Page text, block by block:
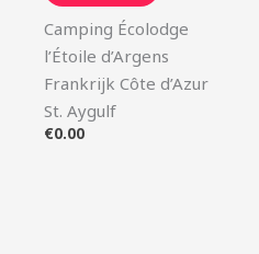
Camping Écolodge
l’Étoile d’Argens
Frankrijk Côte d’Azur
St. Aygulf
€0.00